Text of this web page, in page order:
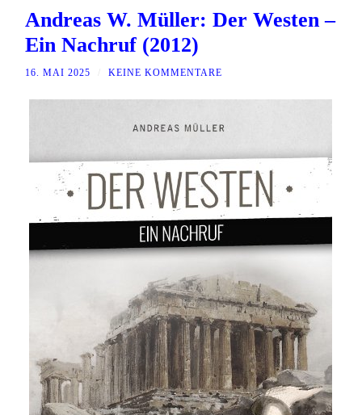
Andreas W. Müller: Der Westen –
Ein Nachruf (2012)
16. MAI 2025 KEINE KOMMENTARE